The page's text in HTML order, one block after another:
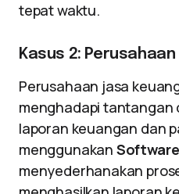
tepat waktu.
Kasus 2:
Perusahaan jasa
menghadapi tantangan
laporan keuangan dan
menggunakan Software
menyederhanakan